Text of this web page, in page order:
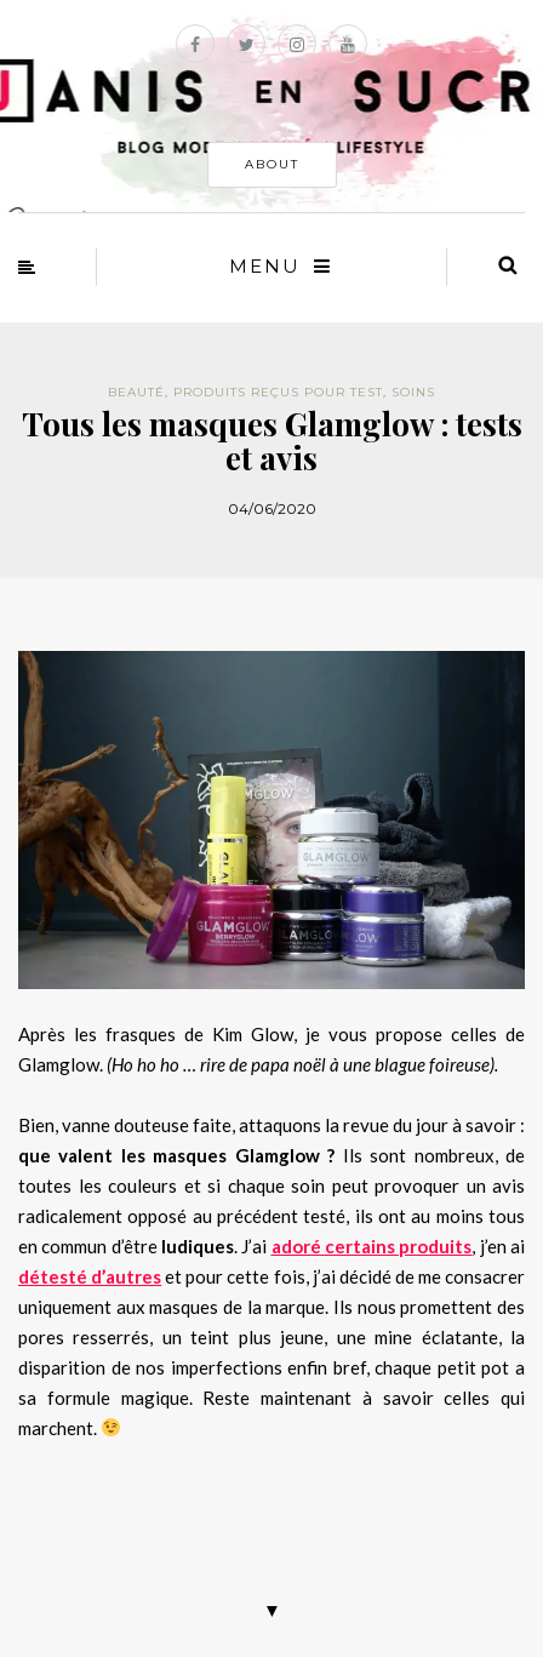
ABOUT
MENU
BEAUTÉ, PRODUITS REÇUS POUR TEST, SOINS
Tous les masques Glamglow : tests
et avis
04/06/2020
Après les frasques de Kim Glow, je vous propose celles de
Glamglow. (Ho ho ho … rire de papa noël à une blague foireuse).
Bien, vanne douteuse faite, attaquons la revue du jour à savoir :
que valent les masques Glamglow ? Ils sont nombreux, de
toutes les couleurs et si chaque soin peut provoquer un avis
radicalement opposé au précédent testé, ils ont au moins tous
en commun d’être ludiques. J’ai adoré certains produits, j’en ai
détesté d’autreset pour cette fois, j’ai décidé de me consacrer
uniquement aux masques de la marque. Ils nous promettent des
pores resserrés, un teint plus jeune, une mine éclatante, la
disparition de nos imperfections enfin bref, chaque petit pot a
sa formule magique. Reste maintenant à savoir celles qui
marchent.
▼